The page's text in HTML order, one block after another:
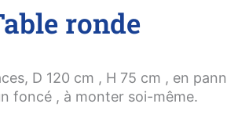
ronde
D 120 cm , H 75 cm , en
foncé , à monter soi-même.